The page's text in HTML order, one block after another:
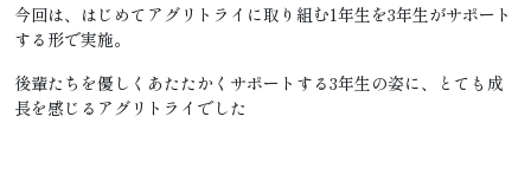
今回は、はじめてアグリトライに取り組む1年生を3年生がサポート
する形で実施。
後輩たちを優しくあたたかくサポートする3年生の姿に、とても成
長を感じるアグリトライでした